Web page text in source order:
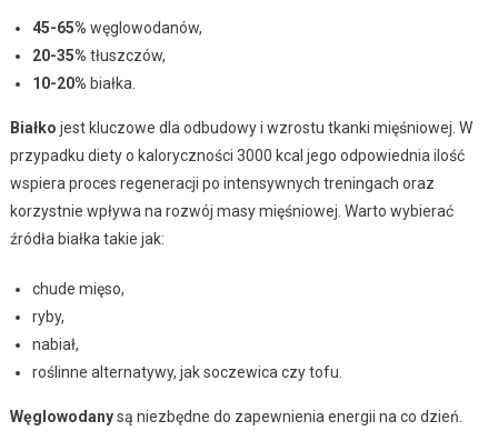
45-65% węglowodanów,
20-35% tłuszczów,
10-20% białka.
Białko jest kluczowe dla odbudowy i wzrostu tkanki mięśniowej. W
przypadku diety o kaloryczności 3000 kcal jego odpowiednia ilość
wspiera proces regeneracji po intensywnych treningach oraz
korzystnie wpływa na rozwój masy mięśniowej. Warto wybierać
źródła białka takie jak:
chude mięso,
ryby,
nabiał,
roślinne alternatywy, jak soczewica czy tofu.
Węglowodanysą niezbędne do zapewnienia energii na co dzień.